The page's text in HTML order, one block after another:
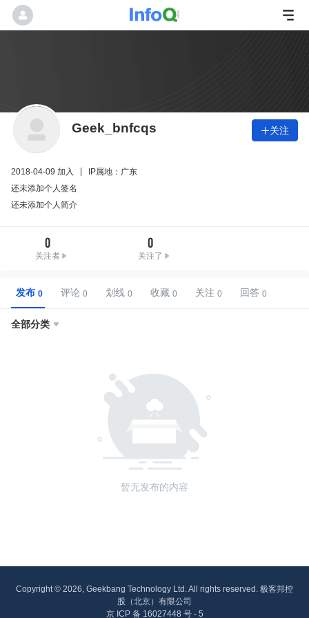
Geek_bnfcqs 关注
2018-04-09 加入
IP属地：广东
还未添加个人签名
还未添加个人简介
0
关注者
0
关注了
发布 评论 划线 收藏 关注 回答
全部分类 
暂无发布的内容
Copyright © 2026, Geekbang Technology Ltd. All rights reserved. 极客邦控
股（北京）有限公司
京 ICP 备 16027448 号 - 5